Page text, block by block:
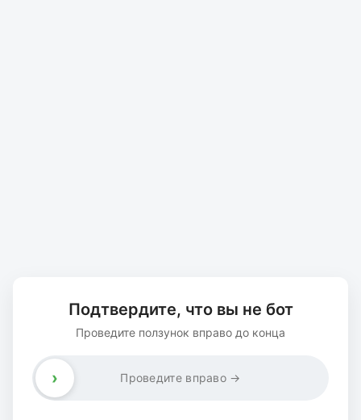
Подтвердите, что вы не бот
Проведите ползунок вправо до конца
Проведите вправо →
›